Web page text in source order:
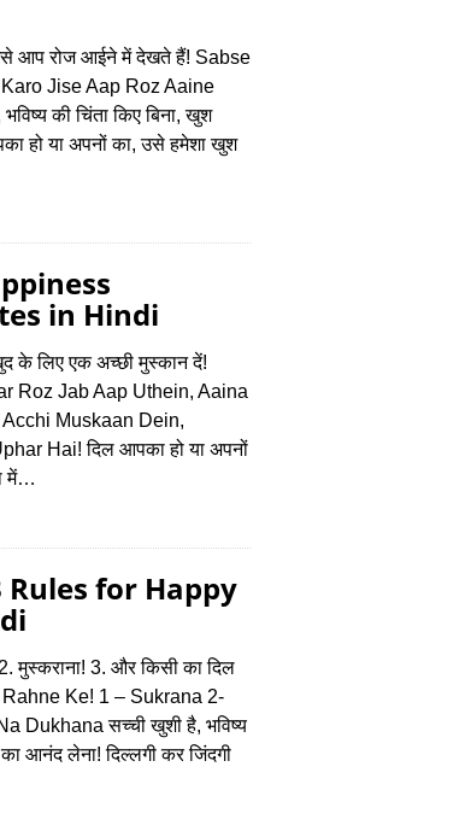
आप रोज आईने में देखते हैं! Sabse
Jise Aap Roz Aaine
की चिंता किए बिना, खुश
हो या अपनों का, उसे हमेशा खुश
in Hindi
के लिए एक अच्छी मुस्कान दें!
Roz Jab Aap Uthein, Aaina
Muskaan Dein,
Hai! दिल आपका हो या अपनों
में…
Rules for Happy
मुस्कराना! 3. और किसी का दिल
Rahne Ke! 1 – Sukrana 2-
Dukhana सच्ची खुशी है, भविष्‍य
का आनंद लेना! दिल्लगी कर जिंदगी